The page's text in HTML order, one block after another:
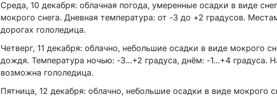
Среда, 10 декабря: облачная погода, умеренные осадки в виде
мокрого снега. Дневная температура: от -3 до +2 градусов.
дорогах гололедица.
Четверг, 11 декабря: облачно, небольшие осадки в виде мокрого
дождя. Температура ночью: -3…+2 градуса, днём: -1…+4 градуса.
возможна гололедица.
Пятница, 12 декабря: облачно, небольшие осадки в виде мокрого